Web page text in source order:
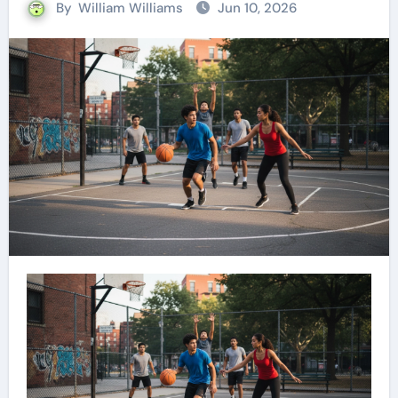
By William Williams Jun 10, 2026